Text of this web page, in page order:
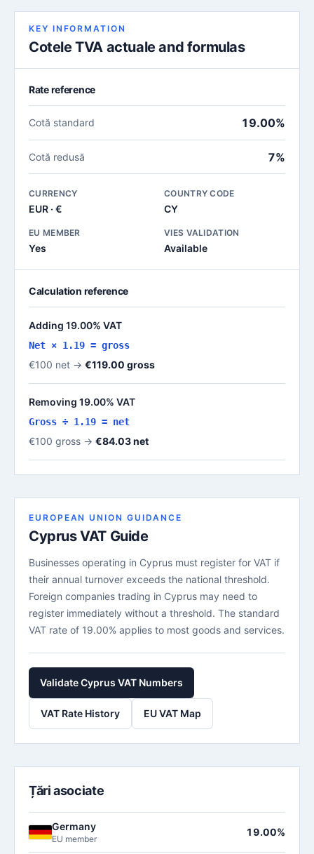
KEY INFORMATION
Cotele TVA actuale and formulas
Rate reference
Cotă standard 19.00%
Cotă redusă 7%
CURRENCY
EUR · €
COUNTRY CODE
CY
EU MEMBER
Yes
VIES VALIDATION
Available
Calculation reference
Adding 19.00% VAT
Net × 1.19 = gross
€100 net → €119.00 gross
Removing 19.00% VAT
Gross ÷ 1.19 = net
€100 gross → €84.03 net
EUROPEAN UNION GUIDANCE
Cyprus VAT Guide
Businesses operating in Cyprus must register for VAT if
their annual turnover exceeds the national threshold.
Foreign companies trading in Cyprus may need to
register immediately without a threshold. The standard
VAT rate of 19.00% applies to most goods and services.
Validate Cyprus VAT Numbers
VAT Rate History EU VAT Map
Țări asociate
Germany
EU member
19.00%